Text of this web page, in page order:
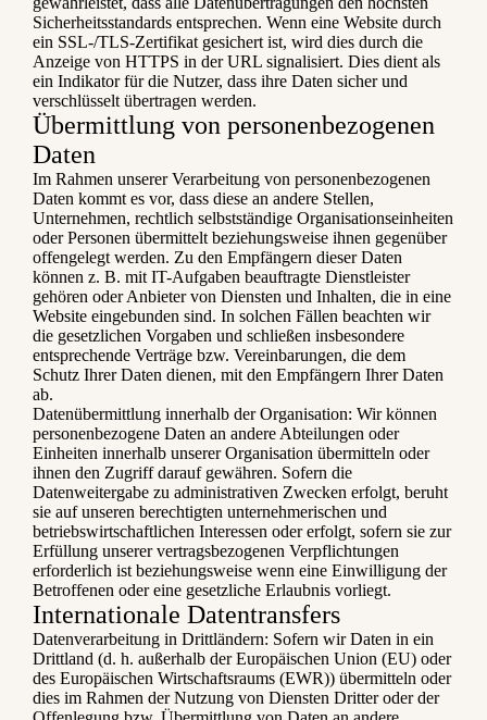
Sicherheitsstandards entsprechen. Wenn eine Website durch
ein SSL-/TLS-Zertifikat gesichert ist, wird dies durch die
Anzeige von HTTPS in der URL signalisiert. Dies dient als
ein Indikator für die Nutzer, dass ihre Daten sicher und
verschlüsselt übertragen werden.
Übermittlung von personenbezogenen
Daten
Im Rahmen unserer Verarbeitung von personenbezogenen
Daten kommt es vor, dass diese an andere Stellen,
Unternehmen, rechtlich selbstständige Organisationseinheiten
oder Personen übermittelt beziehungsweise ihnen gegenüber
offengelegt werden. Zu den Empfängern dieser Daten
können z. B. mit IT-Aufgaben beauftragte Dienstleister
gehören oder Anbieter von Diensten und Inhalten, die in eine
Website eingebunden sind. In solchen Fällen beachten wir
die gesetzlichen Vorgaben und schließen insbesondere
entsprechende Verträge bzw. Vereinbarungen, die dem
Schutz Ihrer Daten dienen, mit den Empfängern Ihrer Daten
ab.
Datenübermittlung innerhalb der Organisation: Wir können
personenbezogene Daten an andere Abteilungen oder
Einheiten innerhalb unserer Organisation übermitteln oder
ihnen den Zugriff darauf gewähren. Sofern die
Datenweitergabe zu administrativen Zwecken erfolgt, beruht
sie auf unseren berechtigten unternehmerischen und
betriebswirtschaftlichen Interessen oder erfolgt, sofern sie zur
Erfüllung unserer vertragsbezogenen Verpflichtungen
erforderlich ist beziehungsweise wenn eine Einwilligung der
Betroffenen oder eine gesetzliche Erlaubnis vorliegt.
Internationale Datentransfers
Datenverarbeitung in Drittländern: Sofern wir Daten in ein
Drittland (d. h. außerhalb der Europäischen Union (EU) oder
des Europäischen Wirtschaftsraums (EWR)) übermitteln oder
dies im Rahmen der Nutzung von Diensten Dritter oder der